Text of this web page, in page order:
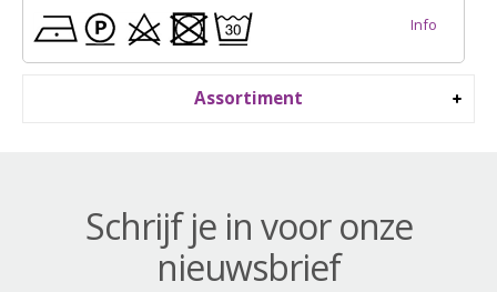
Assortiment
Info
Schrijf je in voor onze
nieuwsbrief